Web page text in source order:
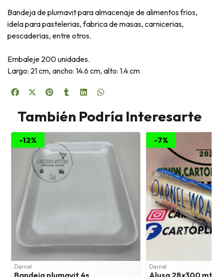
Bandeja de plumavit para almacenaje de alimentos frios,
idela para pastelerias, fabrica de masas, carnicerias,
pescaderias, entre otros.
Embaleje 200 unidades.
Largo: 21 cm, ancho: 14.6 cm, alto: 1.4 cm
También Podría Interesarte
-12%
Darnel
-7%
Darnel